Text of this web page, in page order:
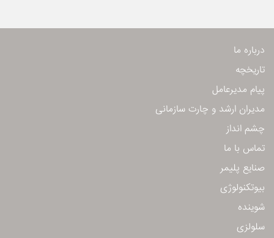
درباره ما
تاریخچه
پیام مدیرعامل
مدیران ارشد و چارت سازمانی
چشم انداز
تماس با ما
صنایع پلیمر
بیوتكنولوژی
شوینده
سلولزی